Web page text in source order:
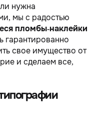
нужна
мы с радостью
пломбы-наклейки
гарантированно
свое имущество от
и сделаем все,